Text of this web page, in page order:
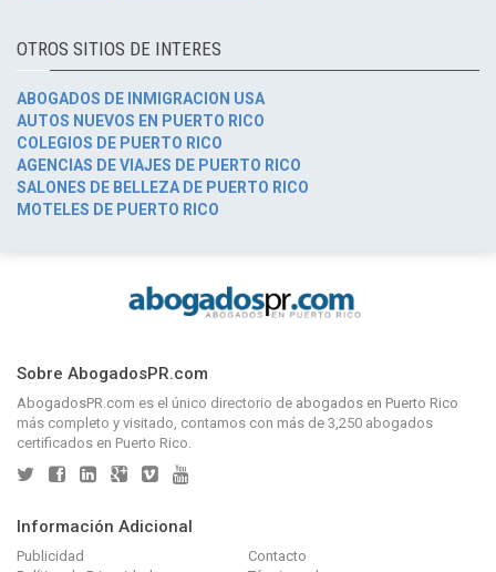
OTROS SITIOS DE INTERES
ABOGADOS DE INMIGRACION USA
AUTOS NUEVOS EN PUERTO RICO
COLEGIOS DE PUERTO RICO
AGENCIAS DE VIAJES DE PUERTO RICO
SALONES DE BELLEZA DE PUERTO RICO
MOTELES DE PUERTO RICO
Sobre AbogadosPR.com
AbogadosPR.com es el único directorio de abogados en Puerto Rico
más completo y visitado, contamos con más de 3,250 abogados
certificados en Puerto Rico.
Información Adicional
Publicidad
Contacto